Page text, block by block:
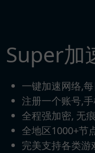
Super加
一键加速网络,
注册一个账号,
全程强加密, 无
全地区1000+节
完美支持各类